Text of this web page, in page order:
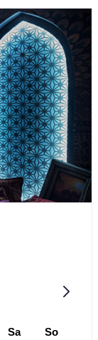
Sa So